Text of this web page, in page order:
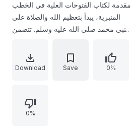
مقدمة لكتاب الفتوحات العلية في الخطب
المنبرية، يبدأ بتعظيم الله والصلاة على
النبي محمد صلي الله عليه وسلم. تتضمن
الخطابة والخطباء، مع الإشارة إلى أن هذا
الكتاب يجمع بين الخطب والفتوحات
Download Save 0%
0%